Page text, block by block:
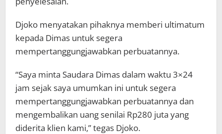
Djoko menyatakan pihaknya memberi ultimatum
kepada Dimas untuk segera
mempertanggungjawabkan perbuatannya.
“Saya minta Saudara Dimas dalam waktu 3×24
jam sejak saya umumkan ini untuk segera
mempertanggungjawabkan perbuatannya dan
mengembalikan uang senilai Rp280 juta yang
diderita klien kami,” tegas Djoko.